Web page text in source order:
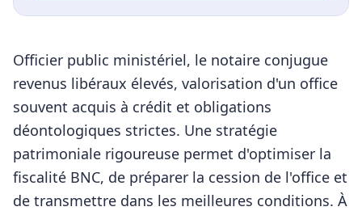
Officier public ministériel, le notaire conjugue
revenus libéraux élevés, valorisation d'un office
souvent acquis à crédit et obligations
déontologiques strictes. Une stratégie
patrimoniale rigoureuse permet d'optimiser la
fiscalité BNC, de préparer la cession de l'office et
de transmettre dans les meilleures conditions. À